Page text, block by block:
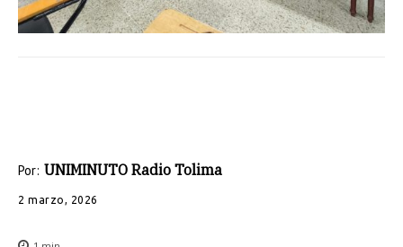
Por: UNIMINUTO Radio Tolima
2 marzo, 2026